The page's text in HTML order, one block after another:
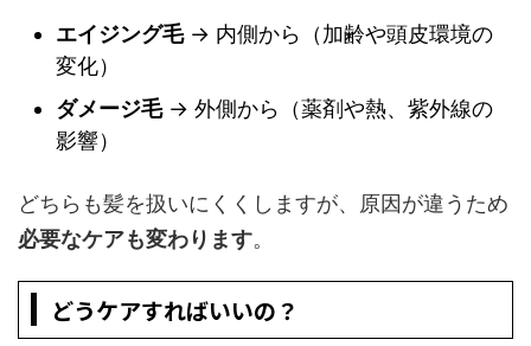
エイジング毛→ 内側から（加齢や頭皮環境の
変化）
ダメージ毛→ 外側から（薬剤や熱、紫外線の
影響）
どちらも髪を扱いにくくしますが、原因が違うため
必要なケアも変わります。
どうケアすればいいの？